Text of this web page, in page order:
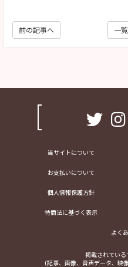
一
前の記事へ
当サイトについて
お支払いについて
個人情報保護方針
特商法に基づく表示
よく
掲載されている
(記事、画像、音声データ、映